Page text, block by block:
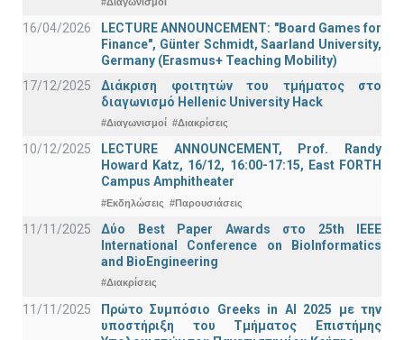
16/04/2026
LECTURE ANNOUNCEMENT: "Board Games for
Finance", Günter Schmidt, Saarland University,
Germany (Erasmus+ Teaching Mobility)
17/12/2025
Διάκριση φοιτητών του τμήματος στο
διαγωνισμό Hellenic University Hack
#Διαγωνισμοί #Διακρίσεις
10/12/2025
LECTURE ANNOUNCEMENT, Prof. Randy
Howard Katz, 16/12, 16:00-17:15, East FORTH
Campus Amphitheater
#Εκδηλώσεις #Παρουσιάσεις
11/11/2025
Δύο Best Paper Awards στο 25th IEEE
International Conference on BioInformatics
and BioEngineering
#Διακρίσεις
11/11/2025
Πρώτο Συμπόσιο Greeks in AI 2025 με την
υποστήριξη του Τμήματος Επιστήμης